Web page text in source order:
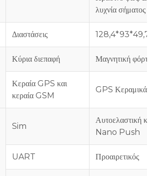
λυχνία σήματος
Διαστάσεις 128,4*93*49,7
Κύρια διεπαφή Μαγνητική
Κεραία GPS και
κεραία GSM
GPS Κεραμικά
Sim
Αυτοελαστική
Nano Push
UART Προαιρετικός